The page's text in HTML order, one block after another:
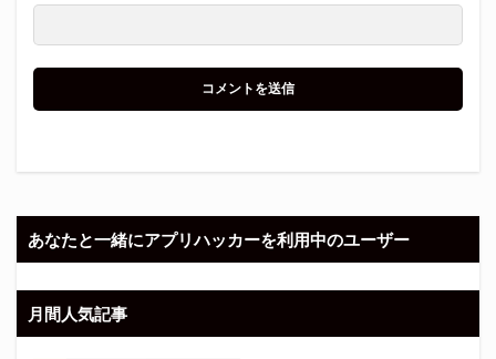
あなたと一緒にアプリハッカーを利用中のユーザー
月間人気記事